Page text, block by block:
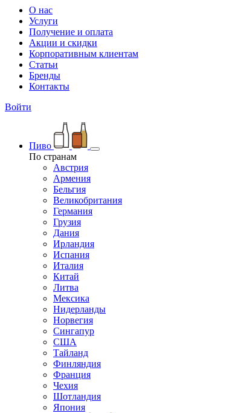
О нас
Услуги
Получение и оплата
Акции и скидки
Корпоративным клиентам
Статьи
Бренды
Контакты
Войти
Пиво
По странам
Австрия
Армения
Бельгия
Великобритания
Германия
Грузия
Дания
Ирландия
Испания
Италия
Китай
Литва
Мексика
Нидерланды
Норвегия
Сингапур
США
Тайланд
Финляндия
Франция
Чехия
Шотландия
Япония